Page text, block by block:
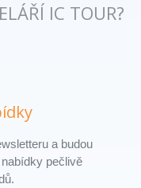
IC TOUR?
a budou
pečlivě